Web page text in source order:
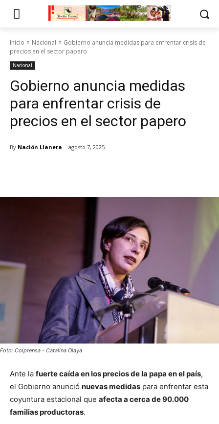
Inicio Nacional
Gobierno anuncia medidas para enfrentar crisis de
precios en el sector papero
Nacional
Gobierno anuncia medidas
para enfrentar crisis de
precios en el sector papero
By Nación Llanera agosto 7, 2025
Foto: Colprensa - Catalina Olaya
Ante la fuerte caída en los precios de la papa en el país,
el Gobierno anunció nuevas medidas para enfrentar esta
coyuntura estacional que afecta a cerca de 90.000
familias productoras.